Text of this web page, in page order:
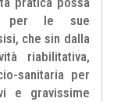
per le sue
che sin dalla
riabilitativa,
sanitaria per
e gravissime